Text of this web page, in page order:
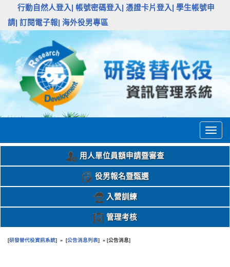
行動自然人登入| 帳號密碼登入| 憑證卡片登入|
學生帳號申
請| 訂閱電子報| 海外役男專區
用人單位員額申請暨審查
役男報名暨甄選
入營訓練
管理考核
[研發替代役資訊系統] » [公告消息列表] » [公告消息]